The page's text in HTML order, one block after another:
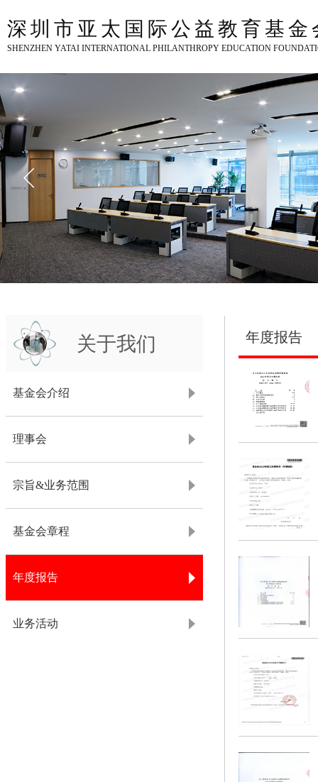
深圳市亚太国际公益教育基金
SHENZHEN YATAI INTERNATIONAL PHILANTHROPY EDUCATION
关于我们 年度报告
基金会介绍
理事会
宗旨&业务范围
基金会章程
年度报告
业务活动